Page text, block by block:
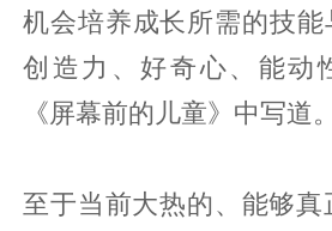
机会培养成长所需的技
创造力、好奇心、能动
《屏幕前的儿童》中写道。
至于当前大热的、能够